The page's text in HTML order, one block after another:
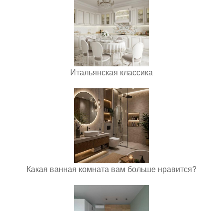
Итальянская классика
Какая ванная комната вам больше нравится?